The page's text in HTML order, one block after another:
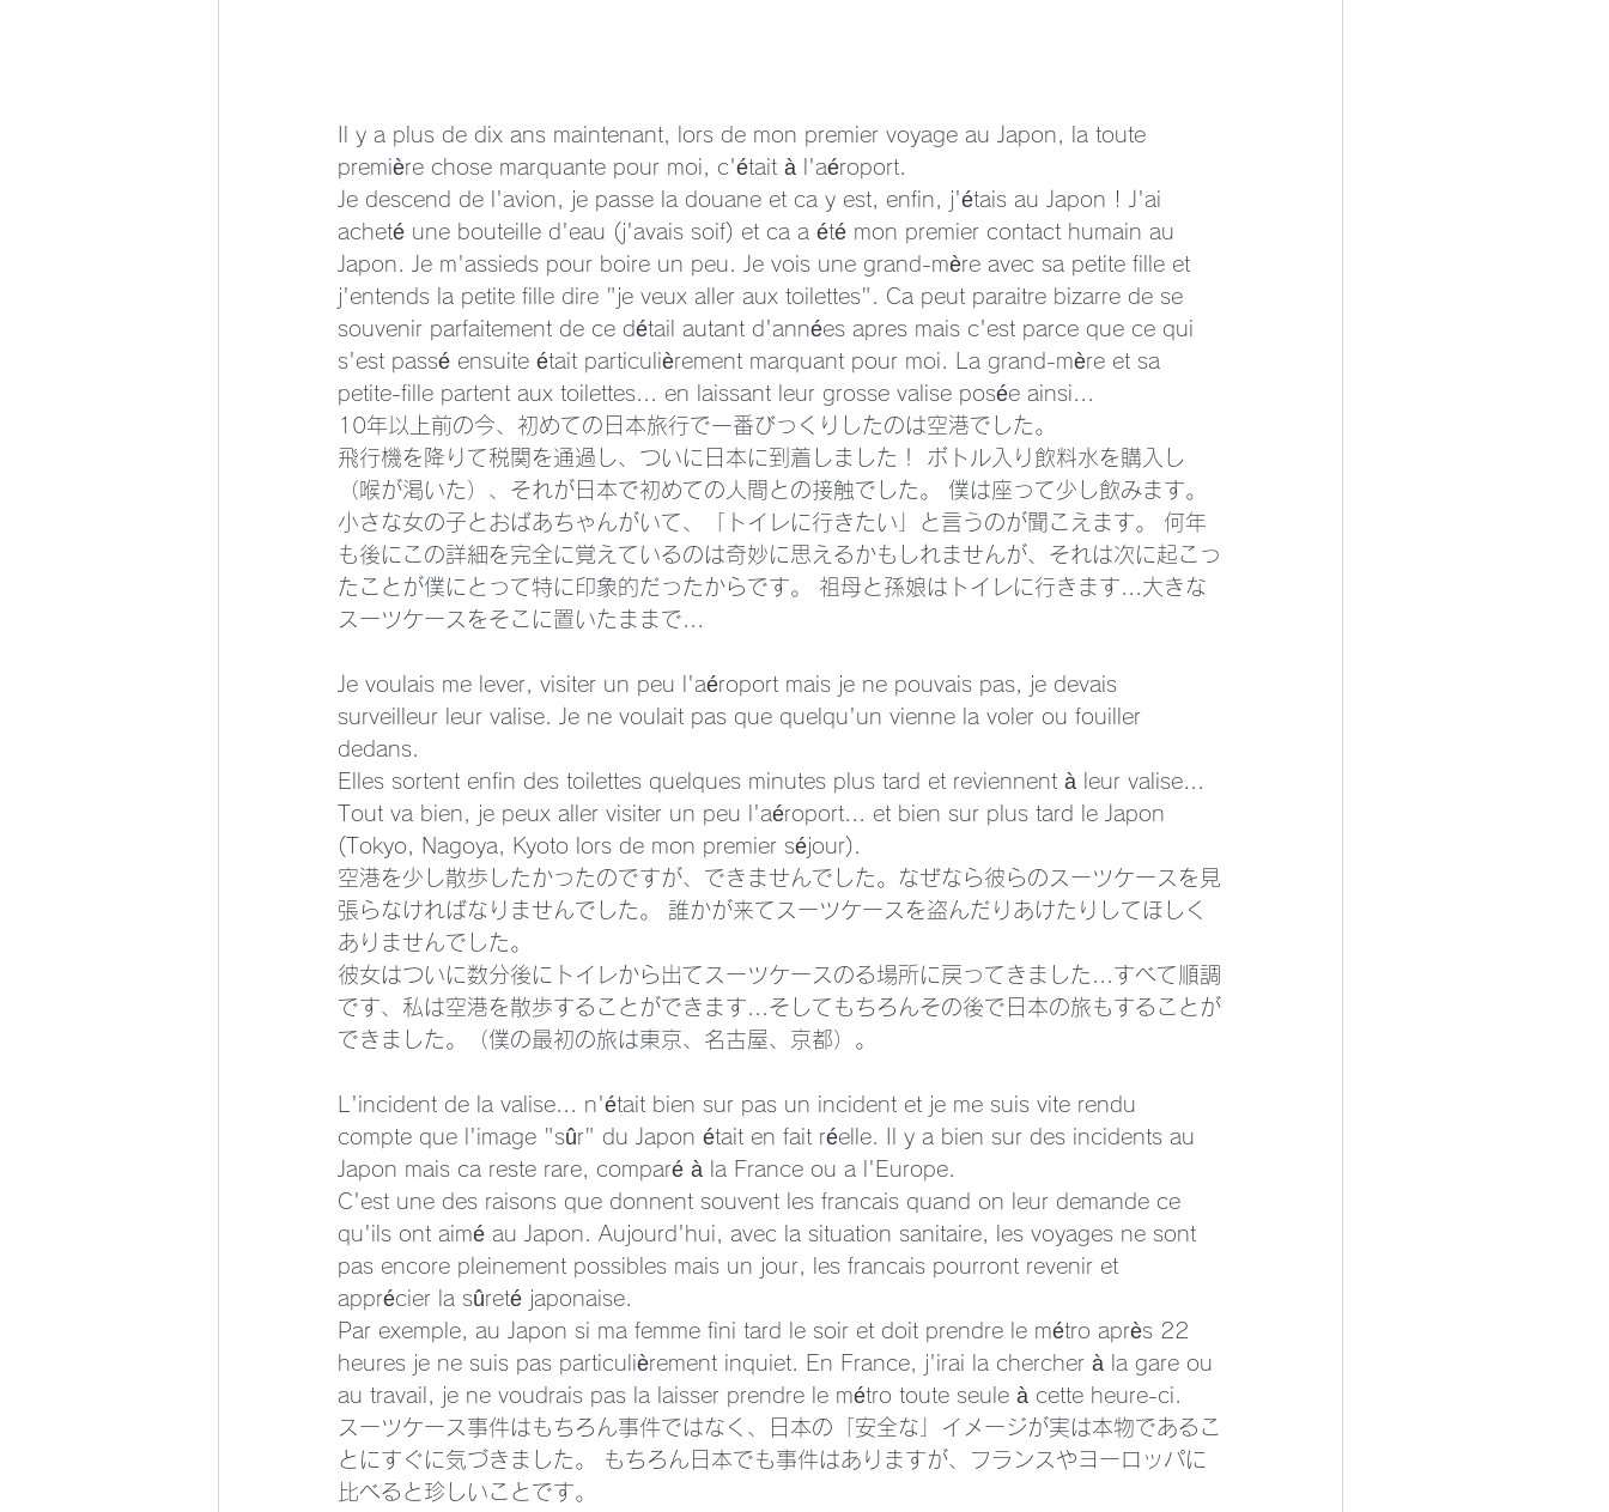
Il y a plus de dix ans maintenant, lors de mon premier voyage au Japon, la toute
première chose marquante pour moi, c'était à l'aéroport.
Je descend de l'avion, je passe la douane et ca y est, enfin, j'étais au Japon ! J'ai
acheté une bouteille d'eau (j'avais soif) et ca a été mon premier contact humain au
Japon. Je m'assieds pour boire un peu. Je vois une grand-mère avec sa petite fille et
j'entends la petite fille dire "je veux aller aux toilettes". Ca peut paraitre bizarre de se
souvenir parfaitement de ce détail autant d'années apres mais c'est parce que ce qui
s'est passé ensuite était particulièrement marquant pour moi. La grand-mère et sa
petite-fille partent aux toilettes... en laissant leur grosse valise posée ainsi...
10年以上前の今、初めての日本旅行で一番びっくりしたのは空港でした。
飛行機を降りて税関を通過し、ついに日本に到着しました！ ボトル入り飲料水を購入し
（喉が渇いた）、それが日本で初めての人間との接触でした。 僕は座って少し飲みます。
小さな女の子とおばあちゃんがいて、「トイレに行きたい」と言うのが聞こえます。 何年
も後にこの詳細を完全に覚えているのは奇妙に思えるかもしれませんが、それは次に起こっ
たことが僕にとって特に印象的だったからです。 祖母と孫娘はトイレに行きます...大きな
スーツケースをそこに置いたままで...
Je voulais me lever, visiter un peu l'aéroport mais je ne pouvais pas, je devais
surveilleur leur valise. Je ne voulait pas que quelqu'un vienne la voler ou fouiller
dedans.
Elles sortent enfin des toilettes quelques minutes plus tard et reviennent à leur valise...
Tout va bien, je peux aller visiter un peu l'aéroport... et bien sur plus tard le Japon
(Tokyo, Nagoya, Kyoto lors de mon premier séjour).
空港を少し散歩したかったのですが、できませんでした。なぜなら彼らのスーツケースを見
張らなければなりませんでした。 誰かが来てスーツケースを盗んだりあけたりしてほしく
ありませんでした。
彼女はついに数分後にトイレから出てスーツケースのる場所に戻ってきました...すべて順調
です、私は空港を散歩することができます...そしてもちろんその後で日本の旅もすることが
できました。（僕の最初の旅は東京、名古屋、京都）。
L'incident de la valise... n'était bien sur pas un incident et je me suis vite rendu
compte que l'image "sûr" du Japon était en fait réelle. Il y a bien sur des incidents au
Japon mais ca reste rare, comparé à la France ou a l'Europe.
C'est une des raisons que donnent souvent les francais quand on leur demande ce
qu'ils ont aimé au Japon. Aujourd'hui, avec la situation sanitaire, les voyages ne sont
pas encore pleinement possibles mais un jour, les francais pourront revenir et
apprécier la sûreté japonaise.
Par exemple, au Japon si ma femme fini tard le soir et doit prendre le métro après 22
heures je ne suis pas particulièrement inquiet. En France, j'irai la chercher à la gare ou
au travail, je ne voudrais pas la laisser prendre le métro toute seule à cette heure-ci.
スーツケース事件はもちろん事件ではなく、日本の「安全な」イメージが実は本物であるこ
とにすぐに気づきました。 もちろん日本でも事件はありますが、フランスやヨーロッパに
比べると珍しいことです。